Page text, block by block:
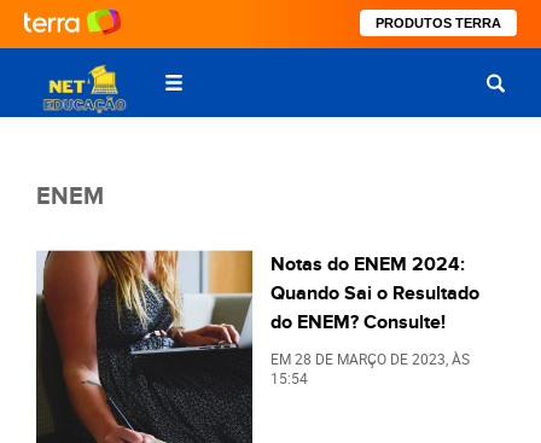
PRODUTOS TERRA
ENEM
Notas do ENEM 2024:
Quando Sai o Resultado
do ENEM? Consulte!
EM28 DE MARÇO DE 2023 , ÀS
15:54